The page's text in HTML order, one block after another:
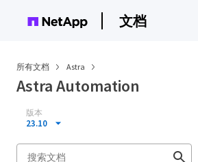
文档
所有文档 Astra
Astra Automation
版本
23.10